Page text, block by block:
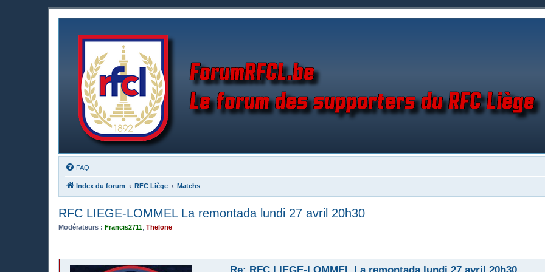
FAQ
Index du forum RFC Liège Matchs
RFC LIEGE-LOMMEL La remontada lundi 27 avril 20h30
Modérateurs : Francis2711 Thelone
Re: RFC LIEGE-LOMMEL La remontada lundi 27 avril 20h30